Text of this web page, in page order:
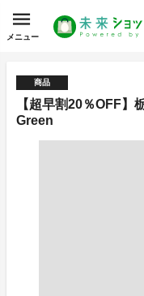
メニュー
商品
【超早割20％OFF】
Green